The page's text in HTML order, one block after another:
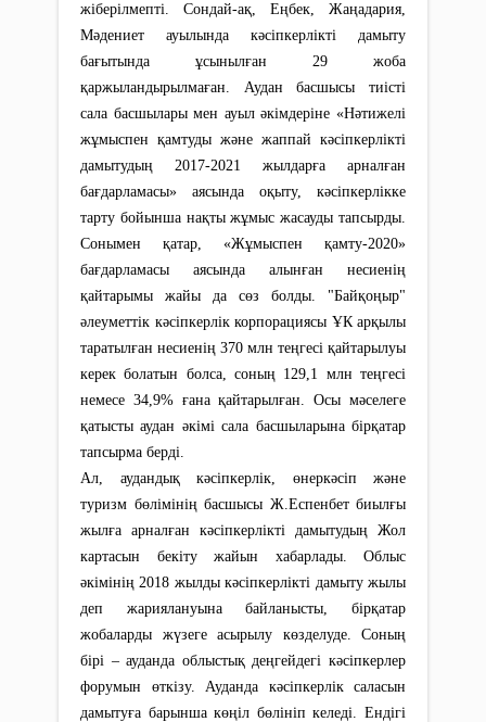
жіберілмепті. Сондай-ақ, Еңбек, Жаңадария,
Мәдениет ауылында кәсіпкерлікті дамыту
бағытында ұсынылған 29 жоба
қаржыландырылмаған. Аудан басшысы тиісті
сала басшылары мен ауыл әкімдеріне «Нәтижелі
жұмыспен қамтуды және жаппай кәсіпкерлікті
дамытудың 2017-2021 жылдарға арналған
бағдарламасы» аясында оқыту, кәсіпкерлікке
тарту бойынша нақты жұмыс жасауды тапсырды.
Сонымен қатар, «Жұмыспен қамту-2020»
бағдарламасы аясында алынған несиенің
қайтарымы жайы да сөз болды. "Байқоңыр"
әлеуметтік кәсіпкерлік корпорациясы ҰК арқылы
таратылған несиенің 370 млн теңгесі қайтарылуы
керек болатын болса, соның 129,1 млн теңгесі
немесе 34,9% ғана қайтарылған. Осы мәселеге
қатысты аудан әкімі сала басшыларына бірқатар
тапсырма берді.
Ал, аудандық кәсіпкерлік, өнеркәсіп және
туризм бөлімінің басшысы Ж.Еспенбет биылғы
жылға арналған кәсіпкерлікті дамытудың Жол
картасын бекіту жайын хабарлады. Облыс
әкімінің 2018 жылды кәсіпкерлікті дамыту жылы
деп жариялануына байланысты, бірқатар
жобаларды жүзеге асырылу көзделуде. Соның
бірі – ауданда облыстық деңгейдегі кәсіпкерлер
форумын өткізу. Ауданда кәсіпкерлік саласын
дамытуға барынша көңіл бөлініп келеді. Ендігі